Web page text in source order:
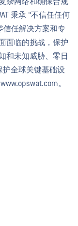
秉承 "不信任任何
信任解决方案和专
面临的挑战，保护
和未知威胁、零日
护全球关键基础设
。